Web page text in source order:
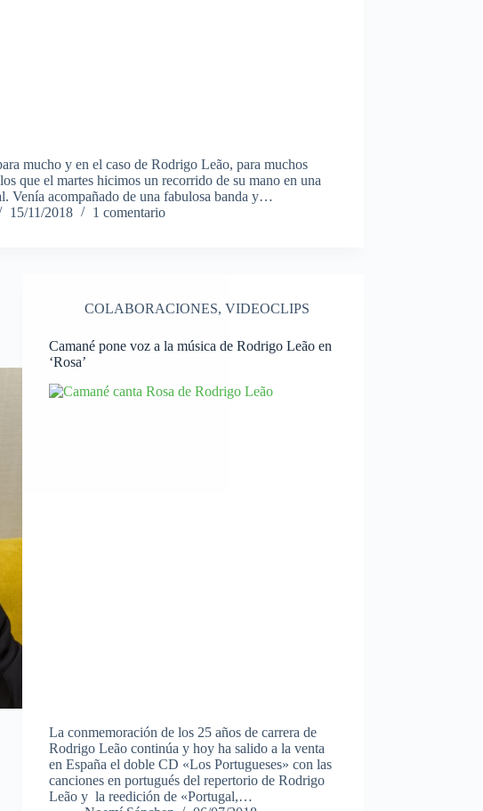
mucho y en el caso de Rodrigo Leão, para muchos
que el martes hicimos un recorrido de su mano en una
Venía acompañado de una fabulosa banda y…
15/11/2018 1 comentario
COLABORACIONES,VIDEOCLIPS
Camané pone voz a la música de Rodrigo Leão en
‘Rosa’
La conmemoración de los 25 años de carrera de
Rodrigo Leão continúa y hoy ha salido a la venta
en España el doble CD «Los Portugueses» con las
canciones en portugués del repertorio de Rodrigo
Leão y la reedición de «Portugal,…